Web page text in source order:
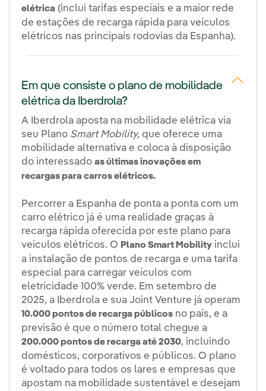
elétrica (inclui tarifas especiais e a maior rede
de estações de recarga rápida para veículos
elétricos nas principais rodovias da Espanha).
Em que consiste o plano de mobilidade
elétrica da Iberdrola?
A Iberdrola aposta na mobilidade elétrica via
seu Plano Smart Mobility, que oferece uma
mobilidade alternativa e coloca à disposição
do interessado as últimas inovações em
recargas para carros elétricos.
Percorrer a Espanha de ponta a ponta com um
carro elétrico já é uma realidade graças à
recarga rápida oferecida por este plano para
veículos elétricos. O Plano Smart Mobility inclui
a instalação de pontos de recarga e uma tarifa
especial para carregar veículos com
eletricidade 100% verde. Em setembro de
2025, a Iberdrola e sua Joint Venture já operam
10.000 pontos de recarga públicos no país, e a
previsão é que o número total chegue a
200.000 pontos de recarga até 2030, incluindo
domésticos, corporativos e públicos. O plano
é voltado para todos os lares e empresas que
apostam na mobilidade sustentável e desejam